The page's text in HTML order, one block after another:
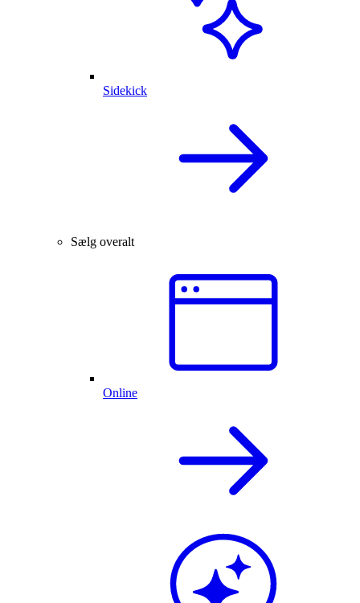
Sidekick
Sælg overalt
Online